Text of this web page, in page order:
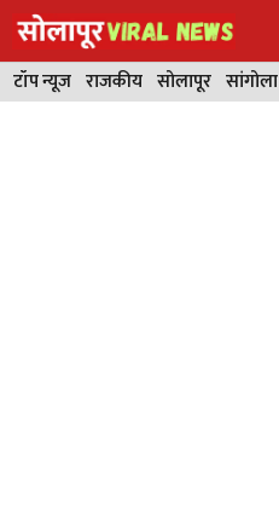
Skip
to
content
टॉप न्यूज राजकीय सोलापूर सांगोला